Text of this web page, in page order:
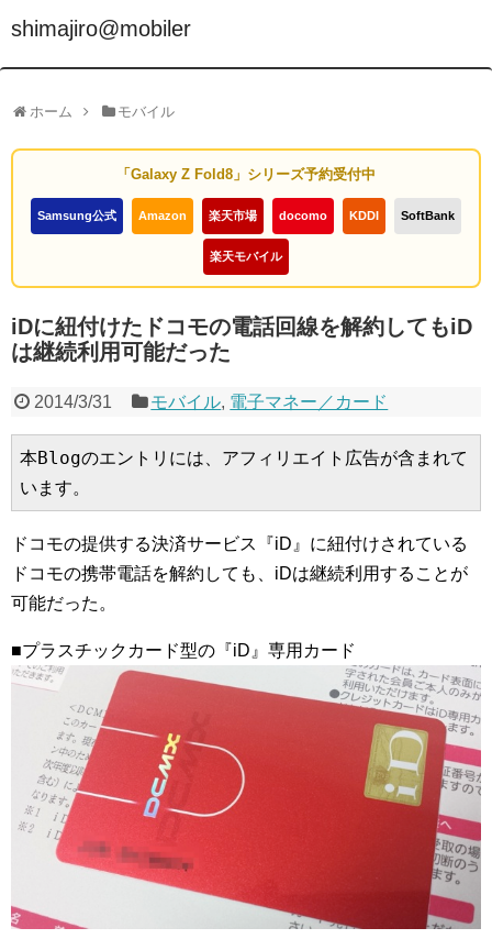
shimajiro@mobiler
ホーム モバイル
「Galaxy Z Fold8」シリーズ予約受付中
Samsung公式 Amazon 楽天市場 docomo KDDI SoftBank
楽天モバイル
iDに紐付けたドコモの電話回線を解約してもiD
は継続利用可能だった
2014/3/31 モバイル, 電子マネー／カード
本Blogのエントリには、アフィリエイト広告が含まれて
います。
ドコモの提供する決済サービス『iD』に紐付けされている
ドコモの携帯電話を解約しても、iDは継続利用することが
可能だった。
■プラスチックカード型の『iD』専用カード